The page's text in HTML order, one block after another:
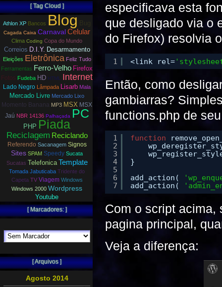
especificava esta
que desligado via o
do Firefox) resolvia
1 <link rel=
Então, como
gambiarras?
functions.php de
1
2
3
4
5
6
7
function
}
add_action(
add_action(
Com o script acima,
pagina principal,
Veja a diferença:
[ Tag Cloud ]
Athlon XP Bancos Blog
Cagada Caixa CarnavalCelular
Clima Coding Copa do Mundo
Correios D.I.Y. Desarmamento
Eleições Eletrônica Feliz Tudo
Ferramentas Ferro-Velho Firefox
Fotos Fudeba HD HTML Internet
Lado Negro Lâmpada Lisarb Mala
Mercado Livre Mercado Lixo
Momento Banana MP3 MSX MSX
Jaú NBR 14136 Palhaçada PC
PHP Piada
Reciclagem Reciclando
Referendo Sacanagem Signos
Sites SPAM Speedy Sucata
Sucatas Telefonica Template
Tomada Jabuticaba Tridente do
Capeta TV Viagem Windows
Windows 2000 Wordpress
Youtube
[ Marcadores: ]
[ Arquivos ]
Agosto 2014